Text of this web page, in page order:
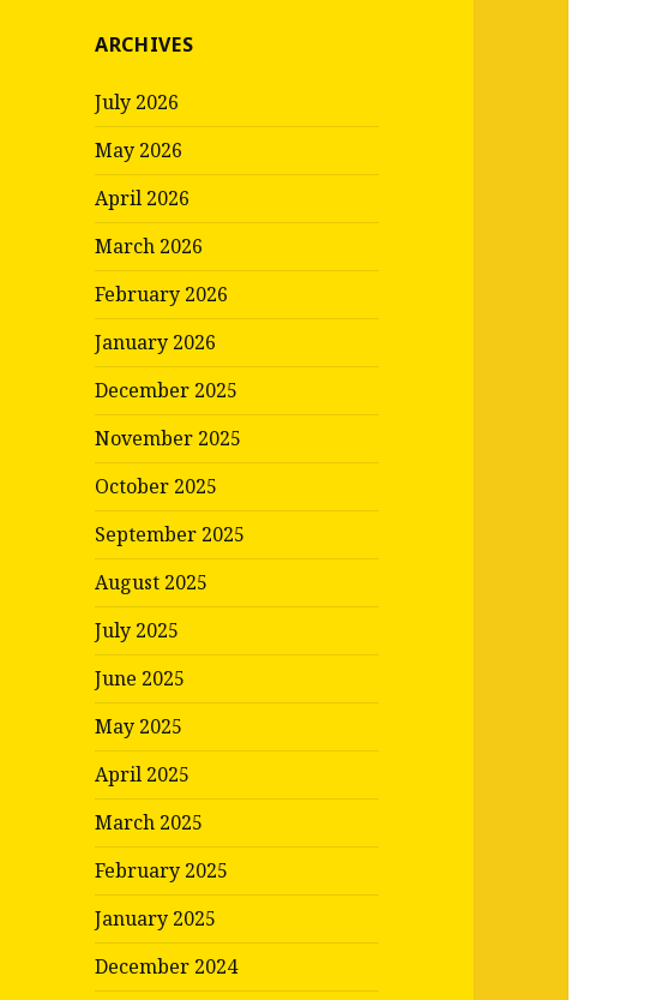
ARCHIVES
July 2026
May 2026
April 2026
March 2026
February 2026
January 2026
December 2025
November 2025
October 2025
September 2025
August 2025
July 2025
June 2025
May 2025
April 2025
March 2025
February 2025
January 2025
December 2024